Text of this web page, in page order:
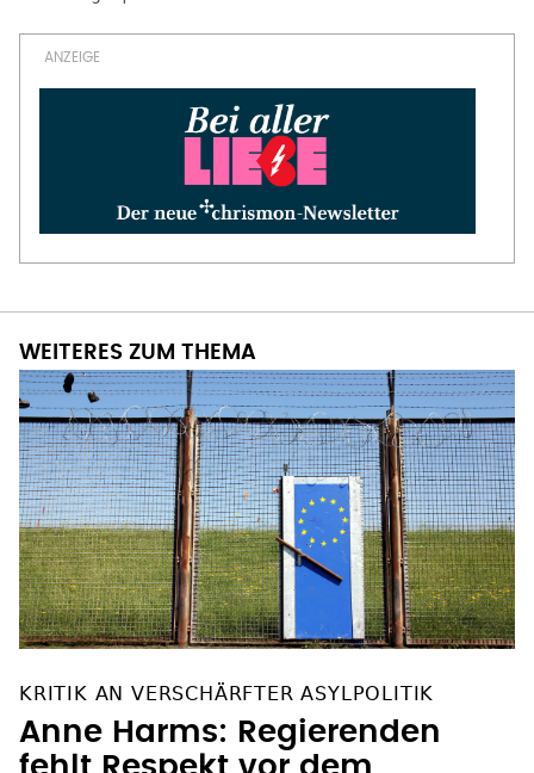
WEITERES ZUM THEMA
KRITIK AN VERSCHÄRFTER ASYLPOLITIK
Anne Harms: Regierenden